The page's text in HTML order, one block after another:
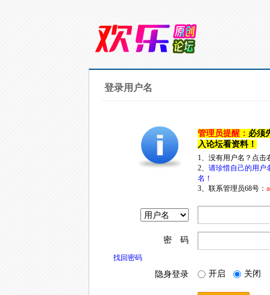
登录用户名
管理员提醒： 必须
入论坛看资料！
1、没有用户名？点
2、 请珍惜自己的用户
名！
3、联系管理员68号：
密 码
找回密码
隐身登录 开启 关闭